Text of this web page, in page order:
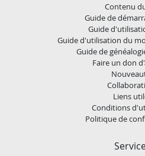
Contenu
Guide de
Guide
Guide d'utilisation du
Guide de
Faire un don
Liens
Conditions
Politique de